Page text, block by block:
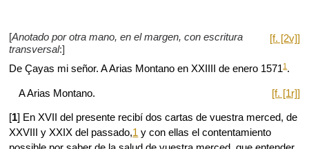
[f. [2v]]
[Anotado por otra mano, en el margen, con escritura
transversal:]
De Çayas mi señor. A Arias Montano en XXIIII de enero 15711.
[f. [1r]]
A Arias Montano.
[1] En XVII del presente recibí dos cartas de vuestra merced, de
XXVIII y XXIX del passado,1 y con ellas el contentamiento